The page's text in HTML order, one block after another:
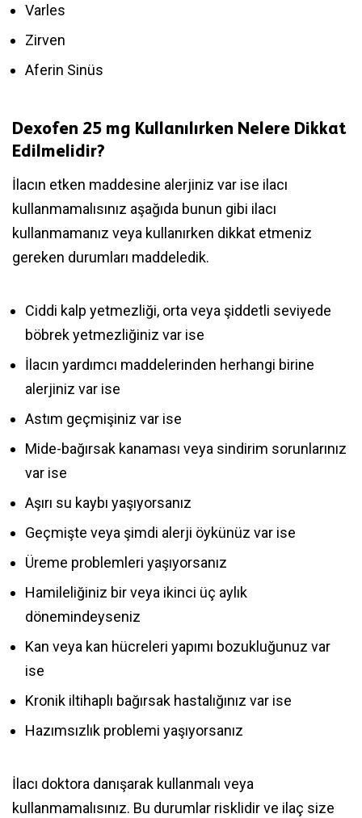
Varles
Zirven
Aferin Sinüs
Dexofen 25 mg Kullanılırken Nelere Dikkat
Edilmelidir?
İlacın etken maddesine alerjiniz var ise ilacı
kullanmamalısınız aşağıda bunun gibi ilacı
kullanmamanız veya kullanırken dikkat etmeniz
gereken durumları maddeledik.
Ciddi kalp yetmezliği, orta veya şiddetli seviyede
böbrek yetmezliğiniz var ise
İlacın yardımcı maddelerinden herhangi birine
alerjiniz var ise
Astım geçmişiniz var ise
Mide-bağırsak kanaması veya sindirim sorunlarınız
var ise
Aşırı su kaybı yaşıyorsanız
Geçmişte veya şimdi alerji öykünüz var ise
Üreme problemleri yaşıyorsanız
Hamileliğiniz bir veya ikinci üç aylık
dönemindeyseniz
Kan veya kan hücreleri yapımı bozukluğunuz var
ise
Kronik iltihaplı bağırsak hastalığınız var ise
Hazımsızlık problemi yaşıyorsanız
İlacı doktora danışarak kullanmalı veya
kullanmamalısınız. Bu durumlar risklidir ve ilaç size